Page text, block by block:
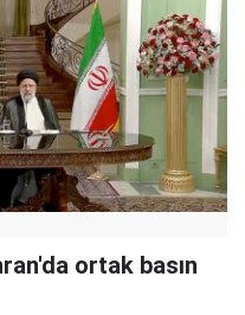
ortak basın